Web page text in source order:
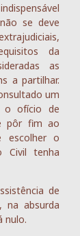
se deve
da
as
a partilhar.
um
o ofício de
pôr fim ao
escolher o
Civil tenha
de
na absurda
nulo.